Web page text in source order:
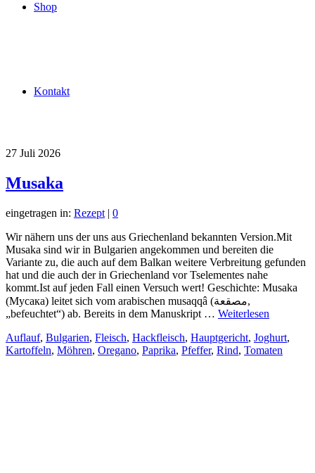
Shop
Kontakt
27 Juli 2026
Musaka
eingetragen in: Rezept | 0
Wir nähern uns der uns aus Griechenland bekannten Version.Mit
Musaka sind wir in Bulgarien angekommen und bereiten die
Variante zu, die auch auf dem Balkan weitere Verbreitung gefunden
hat und die auch der in Griechenland vor Tselementes nahe
kommt.Ist auf jeden Fall einen Versuch wert! Geschichte: Musaka
(Мусака) leitet sich vom arabischen musaqqâ (مصقعة,
„befeuchtet“) ab. Bereits in dem Manuskript … Weiterlesen
Auflauf, Bulgarien, Fleisch, Hackfleisch, Hauptgericht, Joghurt,
Kartoffeln, Möhren, Oregano, Paprika, Pfeffer, Rind, Tomaten